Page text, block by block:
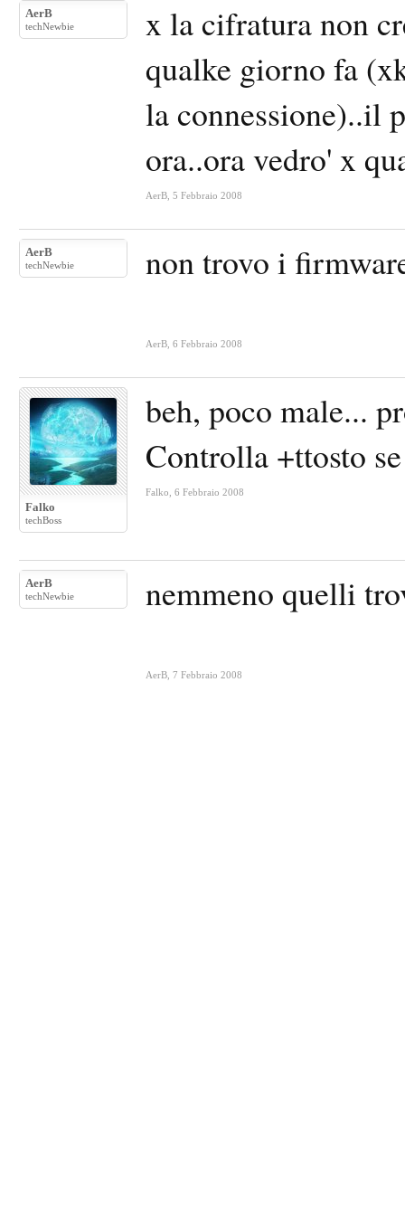
AerB
techNewbie
x la cifratura non
qualke giorno fa
la connessione)..il
ora..ora vedro' x
AerB 5 Febbraio 2008
AerB
techNewbie non trovo i
AerB 6 Febbraio 2008
Falko
techBoss
beh, poco male...
Controlla +ttosto
Falko 6 Febbraio 2008
AerB
techNewbie nemmeno quelli
AerB 7 Febbraio 2008